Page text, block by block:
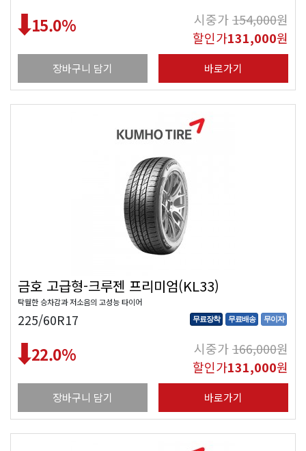
15.0% 시중가154,000원
할인가131,000원
장바구니 담기 바로가기
금호 고급형-크루젠 프리미엄(KL33)
탁월한 승차감과 저소음의 고성능 타이어
225/60R17 무료장착 무료배송 무이자
22.0% 시중가166,000원
할인가131,000원
장바구니 담기 바로가기